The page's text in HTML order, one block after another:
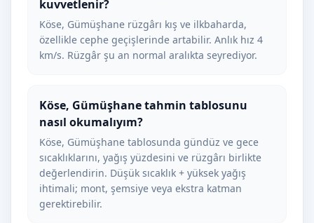
kuvvetlenir?
Köse, Gümüşhane rüzgârı kış ve ilkbaharda,
özellikle cephe geçişlerinde artabilir. Anlık hız 4
km/s. Rüzgâr şu an normal aralıkta seyrediyor.
Köse, Gümüşhane tahmin tablosunu
nasıl okumalıyım?
Köse, Gümüşhane tablosunda gündüz ve gece
sıcaklıklarını, yağış yüzdesini ve rüzgârı birlikte
değerlendirin. Düşük sıcaklık + yüksek yağış
ihtimali; mont, şemsiye veya ekstra katman
gerektirebilir.